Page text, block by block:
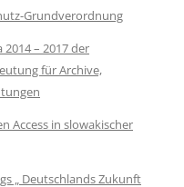
Grundverordnung
– 2017 der
für Archive,
Access in slowakischer
„ Deutschlands Zukunft